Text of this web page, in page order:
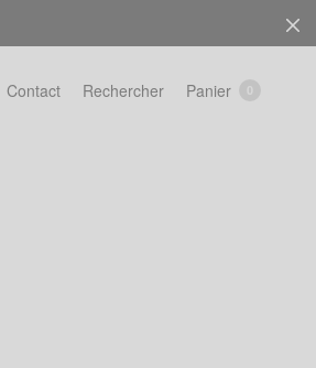
Contact Rechercher Panier